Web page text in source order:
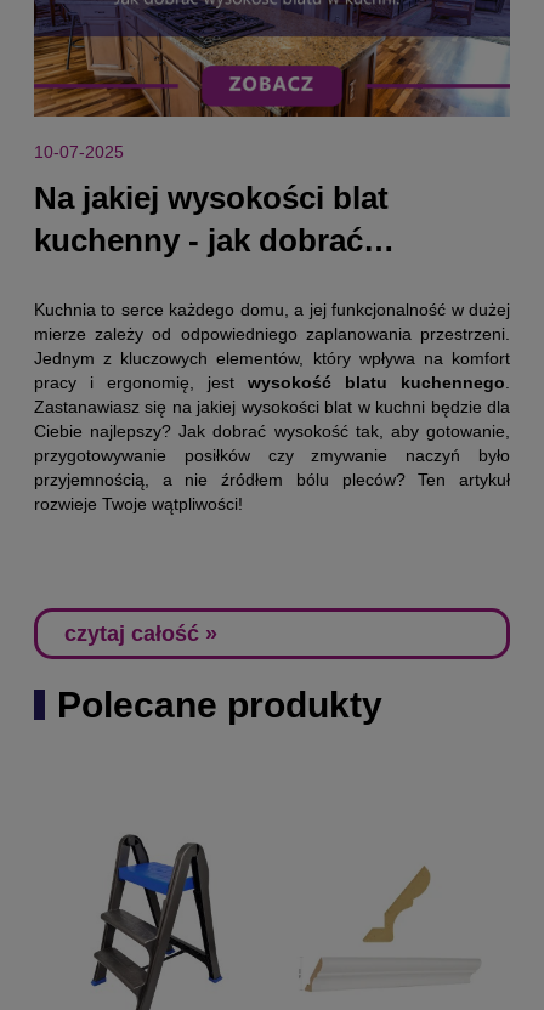
10-07-2025
Na jakiej wysokości blat
kuchenny - jak dobrać
Kuchnia to serce każdego domu, a jej funkcjonalność w dużej
mierze zależy od odpowiedniego zaplanowania przestrzeni.
Jednym z kluczowych elementów, który wpływa na komfort
pracy i ergonomię, jest wysokość blatu kuchennego
Zastanawiasz się na jakiej wysokości blat w kuchni będzie dla
Ciebie najlepszy? Jak dobrać wysokość tak, aby gotowanie,
przygotowywanie posiłków czy zmywanie naczyń było
przyjemnością, a nie źródłem bólu pleców? Ten artykuł
rozwieje Twoje wątpliwości!
czytaj całość »
Polecane produkty